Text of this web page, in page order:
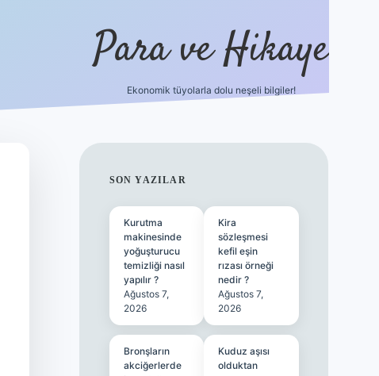
Para ve Hikaye
Ekonomik tüyolarla dolu neşeli bilgiler!
SIDEBAR
SON YAZILAR
Kurutma
makinesinde
yoğuşturucu
temizliği nasıl
yapılır ?
Ağustos 7,
2026
Kira
sözleşmesi
kefil eşin
rızası örneği
nedir ?
Ağustos 7,
2026
Bronşların
akciğerlerde
Kuduz aşısı
olduktan
hiltonbet giriş